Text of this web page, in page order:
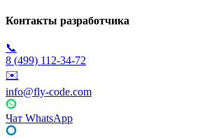
Контакты разработчика
📞
8 (499) 112-34-72
✉️
info@fly-code.com
Чат WhatsApp